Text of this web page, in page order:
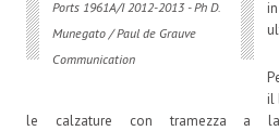
Ports 1961A/I 2012-2013 - Ph D.
Munegato / Paul de Grauve
Communication
il
le calzature con tramezza a